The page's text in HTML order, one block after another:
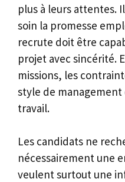
plus à leurs attentes.
soin la promesse
recrute doit être
projet avec sincérité.
missions, les
style de
travail.
Les candidats ne
nécessairement une
veulent surtout une